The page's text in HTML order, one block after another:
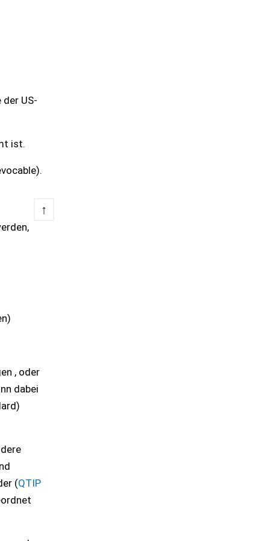
US-
ist.
↑
, oder
dabei
(QTIP